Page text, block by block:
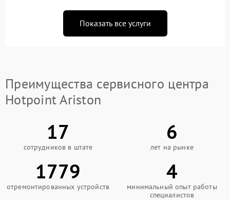
Показать все услуги
Преимущества сервисного центра
Hotpoint Ariston
17
сотрудников в штате
6
лет на рынке
1779
отремонтированных устройств
4
минимальный опыт работы
специалистов